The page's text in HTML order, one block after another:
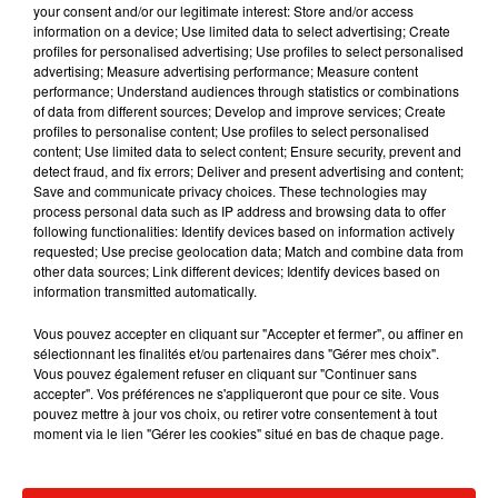
Publié : 22 février 2019 à 9h55 par Mikaà«l Livret
Les derniers habitués se consoleront avec le
coffret du Beverley qui contient, pour 60 €, un DVD
racontant l'histoire de l'établissement, des photos
et un CD avec la chanson de la maison !
Mundo Latino
Guatemala : l'éruption du volcan
de Fuego est terminée
Le fourmilier géant fait son retour
en Argentine, et en pleine...
your consent and/or our legitimate interest: Store and/or access
information on a device; Use limited data to select advertising; Create
profiles for personalised advertising; Use profiles to select personalised
advertising; Measure advertising performance; Measure content
performance; Understand audiences through statistics or combinations
of data from different sources; Develop and improve services; Create
profiles to personalise content; Use profiles to select personalised
content; Use limited data to select content; Ensure security, prevent and
detect fraud, and fix errors; Deliver and present advertising and content;
Save and communicate privacy choices. These technologies may
process personal data such as IP address and browsing data to offer
following functionalities: Identify devices based on information actively
requested; Use precise geolocation data; Match and combine data from
other data sources; Link different devices; Identify devices based on
information transmitted automatically.
Vous pouvez accepter en cliquant sur "Accepter et fermer", ou affiner en
sélectionnant les finalités et/ou partenaires dans "Gérer mes choix".
Vous pouvez également refuser en cliquant sur "Continuer sans
accepter". Vos préférences ne s'appliqueront que pour ce site. Vous
pouvez mettre à jour vos choix, ou retirer votre consentement à tout
moment via le lien "Gérer les cookies" situé en bas de chaque page.